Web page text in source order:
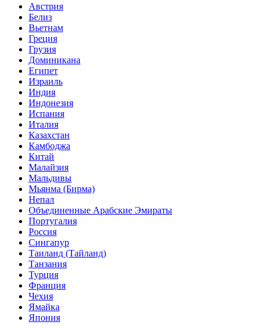
Австрия
Белиз
Вьетнам
Греция
Грузия
Доминикана
Египет
Израиль
Индия
Индонезия
Испания
Италия
Казахстан
Камбоджа
Китай
Малайзия
Мальдивы
Мьянма (Бирма)
Непал
Объединенные Арабские Эмираты
Португалия
Россия
Сингапур
Таиланд (Тайланд)
Танзания
Турция
Франция
Чехия
Ямайка
Япония